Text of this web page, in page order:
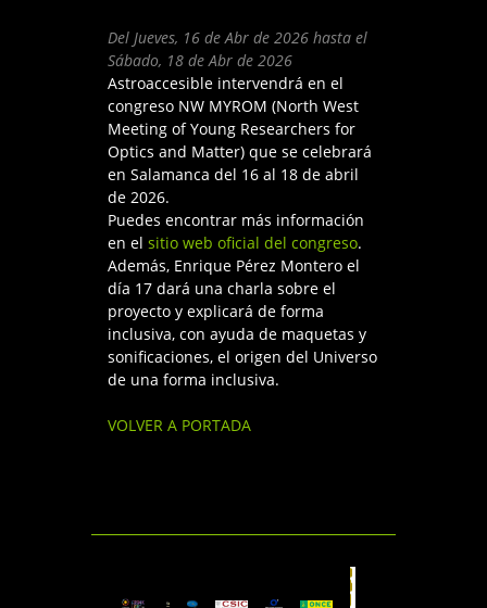
Del Jueves, 16 de Abr de 2026 hasta el
Sábado, 18 de Abr de 2026
Astroaccesible intervendrá en el
congreso NW MYROM (North West
Meeting of Young Researchers for
Optics and Matter) que se celebrará
en Salamanca del 16 al 18 de abril
de 2026.
Puedes encontrar más información
en el sitio web oficial del congreso.
Además, Enrique Pérez Montero el
día 17 dará una charla sobre el
proyecto y explicará de forma
inclusiva, con ayuda de maquetas y
sonificaciones, el origen del Universo
de una forma inclusiva.
VOLVER A PORTADA